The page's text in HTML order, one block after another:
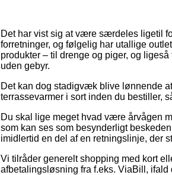
Det har vist sig at være særdeles ligetil
forretninger, og følgelig har utallige
produkter – til drenge og piger, og
uden gebyr.
Det kan dog stadigvæk blive lønnende
terrassevarmer i sort inden du bestiller,
Du skal lige meget hvad være årvågen
som kan ses som besynderligt
imidlertid en del af en retningslinje, der
Vi tilråder generelt shopping med kort
afbetalingsløsning fra f.eks. ViaBill,